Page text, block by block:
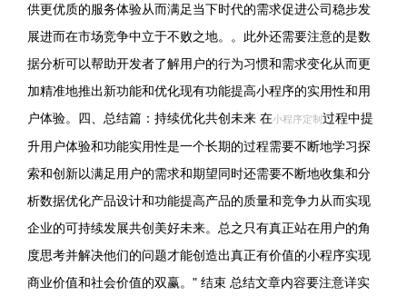
供更优质的服务体验从而满足当下时代的需求促进公司稳步发
展进而在市场竞争中立于不败之地。。此外还需要注意的是数
据分析可以帮助开发者了解用户的行为习惯和需求变化从而更
加精准地推出新功能和优化现有功能提高小程序的实用性和用
户体验。四、总结篇：持续优化共创未来 在小程序定制 过程中提
升用户体验和功能实用性是一个长期的过程需要不断地学习探
索和创新以满足用户的需求和期望同时还需要不断地收集和分
析数据优化产品设计和功能提高产品的质量和竞争力从而实现
企业的可持续发展共创美好未来。总之只有真正站在用户的角
度思考并解决他们的问题才能创造出真正有价值的小程序实现
商业价值和社会价值的双赢。" 结束 总结文章内容要注意详实